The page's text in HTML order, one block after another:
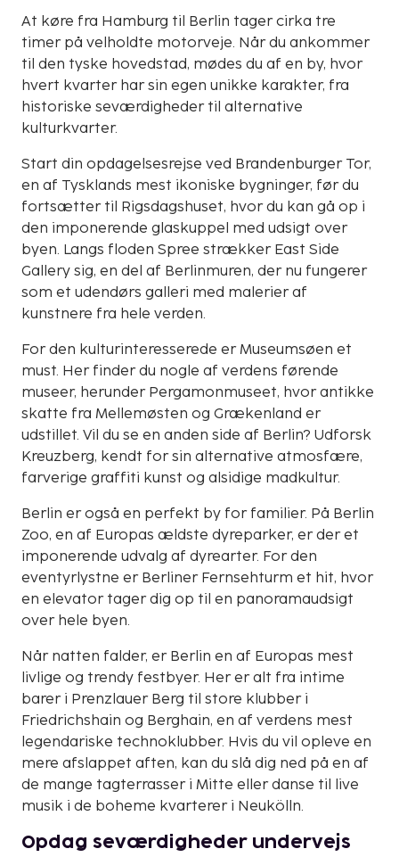
At køre fra Hamburg til Berlin tager cirka tre
timer på velholdte motorveje. Når du ankommer
til den tyske hovedstad, mødes du af en by, hvor
hvert kvarter har sin egen unikke karakter, fra
historiske seværdigheder til alternative
kulturkvarter.
Start din opdagelsesrejse ved Brandenburger Tor,
en af Tysklands mest ikoniske bygninger, før du
fortsætter til Rigsdagshuset, hvor du kan gå op i
den imponerende glaskuppel med udsigt over
byen. Langs floden Spree strækker East Side
Gallery sig, en del af Berlinmuren, der nu fungerer
som et udendørs galleri med malerier af
kunstnere fra hele verden.
For den kulturinteresserede er Museumsøen et
must. Her finder du nogle af verdens førende
museer, herunder Pergamonmuseet, hvor antikke
skatte fra Mellemøsten og Grækenland er
udstillet. Vil du se en anden side af Berlin? Udforsk
Kreuzberg, kendt for sin alternative atmosfære,
farverige graffiti kunst og alsidige madkultur.
Berlin er også en perfekt by for familier. På Berlin
Zoo, en af Europas ældste dyreparker, er der et
imponerende udvalg af dyrearter. For den
eventyrlystne er Berliner Fernsehturm et hit, hvor
en elevator tager dig op til en panoramaudsigt
over hele byen.
Når natten falder, er Berlin en af Europas mest
livlige og trendy festbyer. Her er alt fra intime
barer i Prenzlauer Berg til store klubber i
Friedrichshain og Berghain, en af verdens mest
legendariske technoklubber. Hvis du vil opleve en
mere afslappet aften, kan du slå dig ned på en af
de mange tagterrasser i Mitte eller danse til live
musik i de boheme kvarterer i Neukölln.
Opdag seværdigheder undervejs